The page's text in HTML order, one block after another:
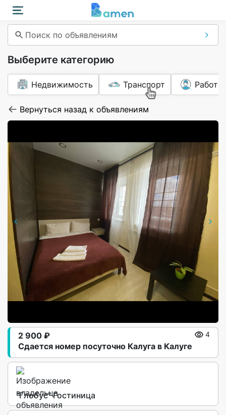
Поиск по объявлениям
Выберите категорию
Недвижимость Транспорт Работа
Вернуться назад к объявлениям
Сдается номер посуточно Калуга в Калуге
2 900 ₽ 4
"Глобус" Гостиница